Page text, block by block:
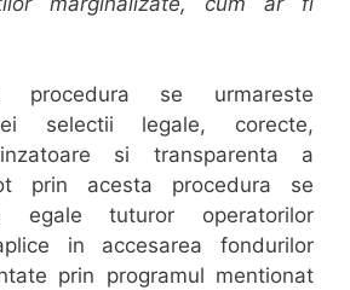
procedura se urmareste
selectii legale, corecte,
si transparenta a
prin acesta procedura se
egale tuturor operatorilor
in accesarea fondurilor
prin programul mentionat